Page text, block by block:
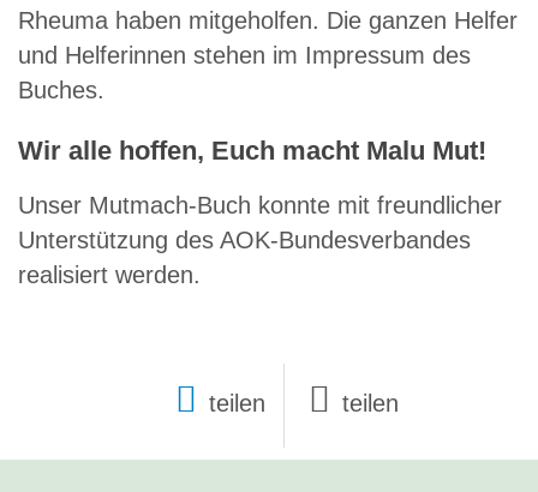
Rheuma haben mitgeholfen. Die ganzen Helfer
und Helferinnen stehen im Impressum des
Buches.
Wir alle hoffen, Euch macht Malu Mut!
Unser Mutmach-Buch konnte mit freundlicher
Unterstützung des AOK-Bundesverbandes
realisiert werden.
teilen